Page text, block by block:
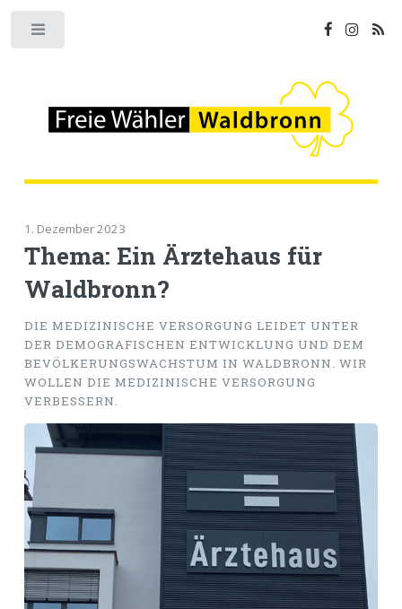
1. Dezember 2023
Thema: Ein Ärztehaus für
Waldbronn?
DIE MEDIZINISCHE VERSORGUNG LEIDET UNTER
DER DEMOGRAFISCHEN ENTWICKLUNG UND DEM
BEVÖLKERUNGSWACHSTUM IN WALDBRONN. WIR
WOLLEN DIE MEDIZINISCHE VERSORGUNG
VERBESSERN.